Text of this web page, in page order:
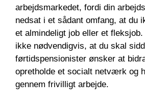
arbejdsmarkedet, fordi din
nedsat i et sådant omfang, at du
et almindeligt job eller et
ikke nødvendigvis, at du skal
førtidspensionister ønsker at
opretholde et socialt netværk og
gennem frivilligt arbejde.